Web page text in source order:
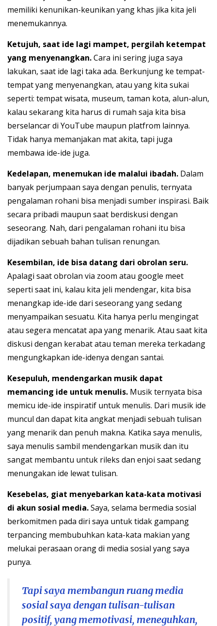
memiliki kenunikan-keunikan yang khas jika kita jeli
menemukannya.
Ketujuh, saat ide lagi mampet, pergilah ketempat
yang menyenangkan.Cara ini sering juga saya
lakukan, saat ide lagi taka ada. Berkunjung ke tempat-
tempat yang menyenangkan, atau yang kita sukai
seperti: tempat wisata, museum, taman kota, alun-alun,
kalau sekarang kita harus di rumah saja kita bisa
berselancar di YouTube maupun platfrom lainnya.
Tidak hanya memanjakan mat akita, tapi juga
membawa ide-ide juga.
Kedelapan, menemukan ide malalui ibadah. Dalam
banyak perjumpaan saya dengan penulis, ternyata
pengalaman rohani bisa menjadi sumber inspirasi. Baik
secara pribadi maupun saat berdiskusi dengan
seseorang. Nah, dari pengalaman rohani itu bisa
dijadikan sebuah bahan tulisan renungan.
Kesembilan, ide bisa datang dari obrolan seru.
Apalagi saat obrolan via zoom atau google meet
seperti saat ini, kalau kita jeli mendengar, kita bisa
menangkap ide-ide dari seseorang yang sedang
menyampaikan sesuatu. Kita hanya perlu mengingat
atau segera mencatat apa yang menarik. Atau saat kita
diskusi dengan kerabat atau teman mereka terkadang
mengungkapkan ide-idenya dengan santai.
Kesepuluh, mendengarkan musik dapat
memancing ide untuk menulis. Musik ternyata bisa
memicu ide-ide inspiratif untuk menulis. Dari musik ide
muncul dan dapat kita angkat menjadi sebuah tulisan
yang menarik dan penuh makna. Katika saya menulis,
saya menulis sambil mendengarkan musik dan itu
sangat membantu untuk rileks dan enjoi saat sedang
menungakan ide lewat tulisan.
Kesebelas, giat menyebarkan kata-kata motivasi
di akun sosial media.Saya, selama bermedia sosial
berkomitmen pada diri saya untuk tidak gampang
terpancing membubuhkan kata-kata makian yang
melukai perasaan orang di media sosial yang saya
punya.
Tapi saya membangun ruang media
sosial saya dengan tulisan-tulisan
positif, yang memotivasi, meneguhkan,